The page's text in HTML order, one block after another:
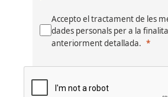
Accepto el tractament de les
dades personals per a la
anteriorment detallada.